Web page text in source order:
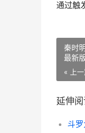
通过触
秦时
最新
« 上
延伸